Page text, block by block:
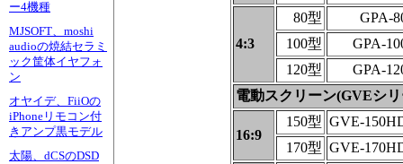
ー4機種
MJSOFT、moshi
audioの焼結セラミ
ック筐体イヤフォ
ン
オヤイデ、FiiOの
iPhoneリモコン付
きアンプ黒モデル
太陽、dCSのDSD
4:3
80型
GPA-
100型
GPA-
120型
GPA-
電動スクリーン(GVEシ
16:9
150型 GVE-
170型 GVE-